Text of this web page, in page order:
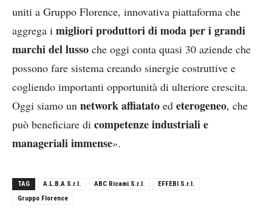
uniti a Gruppo Florence, innovativa piattaforma che
aggrega i migliori produttori di moda per i grandi
marchi del lusso che oggi conta quasi 30 aziende che
possono fare sistema creando sinergie costruttive e
cogliendo importanti opportunità di ulteriore crescita.
Oggi siamo un network affiatato ed eterogeneo, che
può beneficiare di competenze industriali e
manageriali immense».
TAG A.L.B.A S.r.l. ABC Ricami S.r.l.
EFFEBI S.r.l.
Gruppo Florence